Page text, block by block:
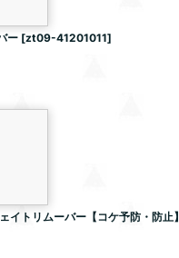
ー [zt09-41201011]
イトリムーバー【コケ予防・防止】